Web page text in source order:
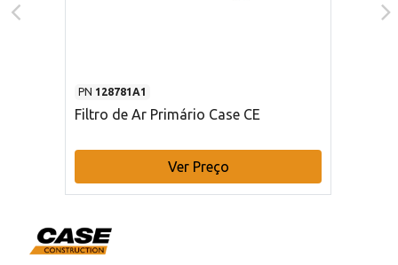
PN 128781A1
Filtro de Ar Primário Case CE
Ver Preço